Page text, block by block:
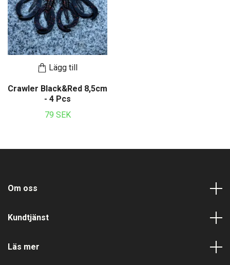
Lägg till
Crawler Black&Red 8,5cm
- 4 Pcs
79 SEK
Om oss
Kundtjänst
Läs mer